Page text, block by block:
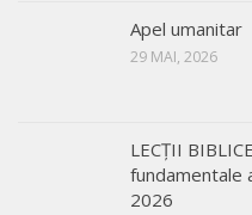
Apel umanitar
29 MAI, 2026
LECŢII
fundamentale
2026